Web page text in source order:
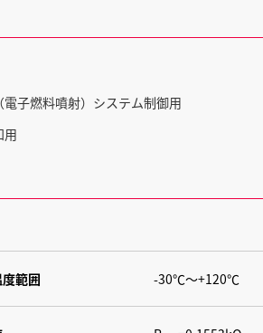
子燃料噴射）システム制御用
用
範囲 -30℃～+120℃